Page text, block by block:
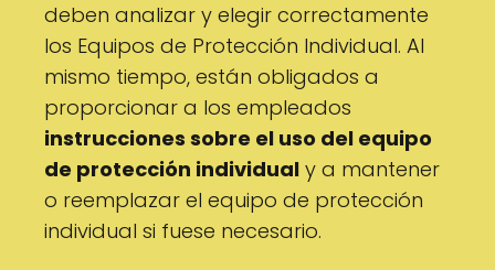
deben analizar y elegir correctamente
los Equipos de Protección Individual. Al
mismo tiempo, están obligados a
proporcionar a los empleados
instrucciones sobre el uso del equipo
de protección individual y a mantener
o reemplazar el equipo de protección
individual si fuese necesario.